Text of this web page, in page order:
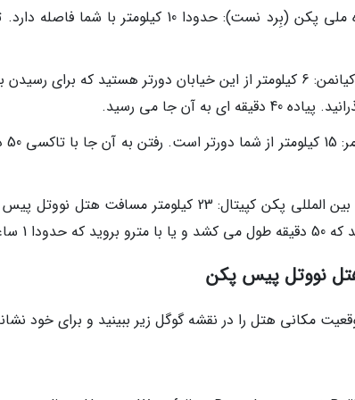
40 دقیقه ای به آن جا می رسید.
فرودگاه بین المللی پکن کپیتال: 23
و نیم در راه خواهید بود
نووتل پیس پکن
مکانی هتل را در نقشه گوگل زیر ببینید و برای خود